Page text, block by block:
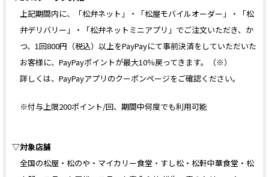
上記期間内に、「松弁ネット」・「松屋モバイルオーダー」・「松
弁デリバリー」・「松弁ネットミニアプリ」でご注文いただき、か
つ、1回800円（税込）以上をPayPayにて事前決済をしていただいた
お客様に、PayPayポイントが最大10％戻ってきます。（※）
詳しくは、PayPayアプリのクーポンページをご確認ください。
※付与上限200ポイント/回、期間中何度でも利用可能
▽対象店舗
全国の松屋・松のや・マイカリー食堂・すし松・松軒中華食堂・松